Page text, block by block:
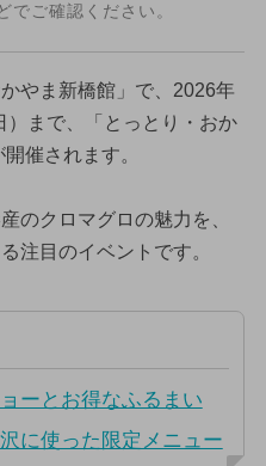
でご確認ください。
やま新橋館」で、2026年
まで、「とっとり・おか
催されます。
のクロマグロの魅力を、
注目のイベントです。
ーとお得なふるまい
に使った限定メニュー